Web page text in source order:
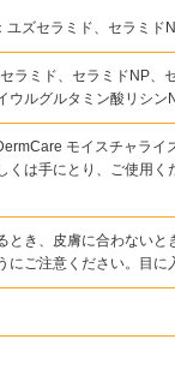
ズセラミド、セラミド
ラミド、セラミドNP、
ウルグルタミン酸リシ
モイスチャライ
くは手にとり、ご使用
とき、皮膚に合わないと
にご注意ください。目